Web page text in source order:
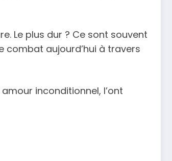
Le plus dur ? Ce sont souvent
combat aujourd’hui à travers
inconditionnel, l’ont